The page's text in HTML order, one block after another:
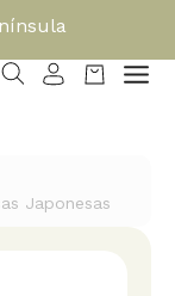
Japonesas